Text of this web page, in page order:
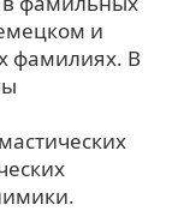
и
фамилиях. В